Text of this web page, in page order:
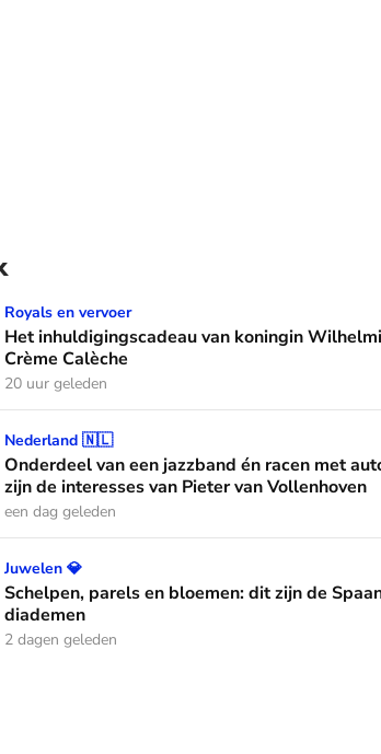
van koningin Wilhelmina: de Crème
Royals en vervoer
Het inhuldigingscadeau van koningin
Crème Calèche
20 uur geleden
een jazzband én racen met auto's: dit zijn
Nederland 🇳🇱
Onderdeel van een jazzband én racen met
zijn de interesses van Pieter van Vollenhoven
een dag geleden
en bloemen: dit zijn de Spaanse diademen
Juwelen 💎
Schelpen, parels en bloemen: dit zijn de
diademen
2 dagen geleden